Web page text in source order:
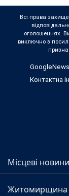
Всі права
оголошеннях.
виключно з
GoogleNews
Контактна
Місцеві новини
Житомирщина